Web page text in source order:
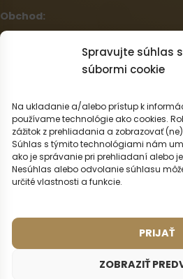
Spravujte súhlas
súbormi cookie
Na ukladanie a/alebo prístup k
používame technológie ako cookies.
zážitok z prehliadania a zobrazovať
Súhlas s týmito technológiami nám
ako je správanie pri prehliadaní alebo
Nesúhlas alebo odvolanie súhlasu
určité vlastnosti a funkcie.
PRIJAŤ
ZOBRAZIŤ
Obchod:
Všeobecné obchodné podmienky
Reklamačný poriadok
Veľkoobchod
Odstúpenie od zmluvy
Slovenčina
Možnosti dopravy: